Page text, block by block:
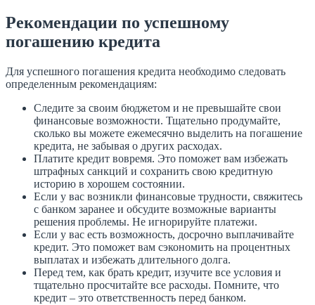
Рекомендации по успешному
погашению кредита
Для успешного погашения кредита необходимо следовать
определенным рекомендациям:
Следите за своим бюджетом и не превышайте свои
финансовые возможности. Тщательно продумайте,
сколько вы можете ежемесячно выделить на погашение
кредита, не забывая о других расходах.
Платите кредит вовремя. Это поможет вам избежать
штрафных санкций и сохранить свою кредитную
историю в хорошем состоянии.
Если у вас возникли финансовые трудности, свяжитесь
с банком заранее и обсудите возможные варианты
решения проблемы. Не игнорируйте платежи.
Если у вас есть возможность, досрочно выплачивайте
кредит. Это поможет вам сэкономить на процентных
выплатах и избежать длительного долга.
Перед тем, как брать кредит, изучите все условия и
тщательно просчитайте все расходы. Помните, что
кредит – это ответственность перед банком.